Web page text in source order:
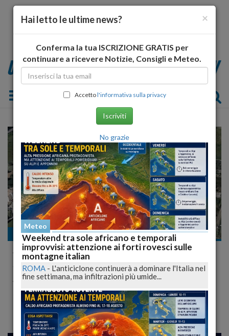
Toggle navigation
Lavoro
ACS Investirà 4 Milioni per un Nuovo
Stabilimento a Tortoreto: 50 Nuove
Assunzioni in Arrivo
Espansione produttiva e innovazione nel settore dei materiali compositi
×
Hai letto le ultime news?
Conferma la tua ISCRIZIONE GRATIS per
continuare a ricevere Notizie, Consigli e Meteo.
Accettol'informativa sulla privacy
Iscriviti
No grazie
Meteo
Weekend tra sole africano e temporali
improvvisi: attenzione ai forti rovesci sulle
montagne italian
ROMA - L'anticiclone continuerà a dominare l'Italia nel
fine settimana, ma infiltrazioni più umide...